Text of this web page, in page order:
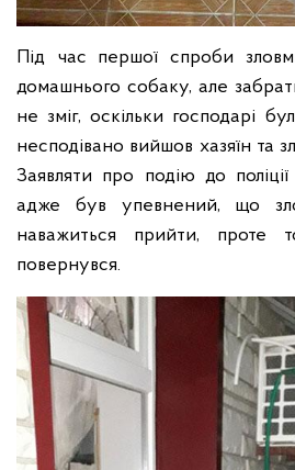
Під час першої спроби
домашнього собаку, але
не зміг, оскільки господарі
несподівано вийшов хазяїн та
Заявляти про подію до
адже був упевнений, що
наважиться прийти, проте
повернувся.